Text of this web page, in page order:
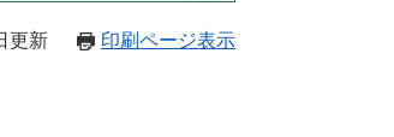
更新 印刷ページ表示